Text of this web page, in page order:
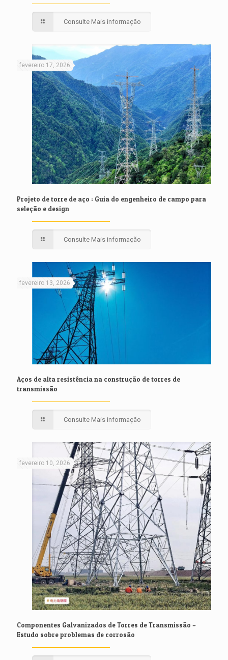
Consulte Mais informação
fevereiro 17, 2026
Projeto de torre de aço : Guia do engenheiro de campo para
seleção e design
Consulte Mais informação
fevereiro 13, 2026
Aços de alta resistência na construção de torres de
transmissão
Consulte Mais informação
fevereiro 10, 2026
Componentes Galvanizados de Torres de Transmissão –
Estudo sobre problemas de corrosão